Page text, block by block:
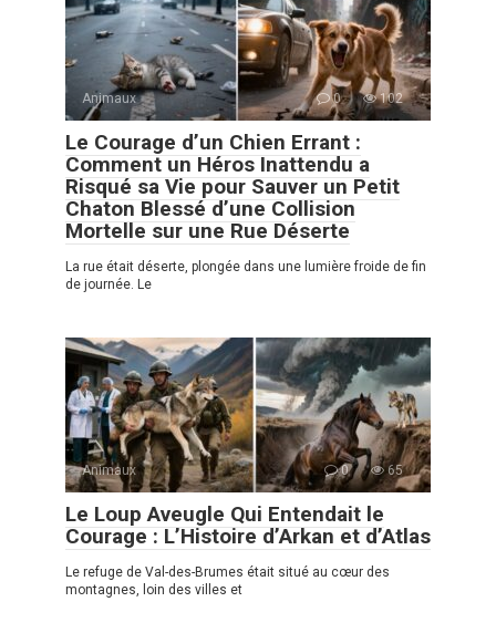
Animaux 0 102
Le Courage d’un Chien Errant :
Comment un Héros Inattendu a
Risqué sa Vie pour Sauver un Petit
Chaton Blessé d’une Collision
Mortelle sur une Rue Déserte
La rue était déserte, plongée dans une lumière froide de fin
de journée. Le
Animaux 0 65
Le Loup Aveugle Qui Entendait le
Courage : L’Histoire d’Arkan et d’Atlas
Le refuge de Val-des-Brumes était situé au cœur des
montagnes, loin des villes et